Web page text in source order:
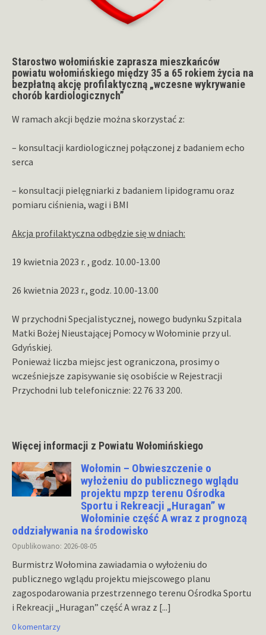
Starostwo wołomińskie zaprasza mieszkańców
powiatu wołomińskiego między 35 a 65 rokiem życia na
bezpłatną akcję profilaktyczną „wczesne wykrywanie
chorób kardiologicznych”
W ramach akcji będzie można skorzystać z:
– konsultacji kardiologicznej połączonej z badaniem echo
serca
– konsultacji pielęgniarki z badaniem lipidogramu oraz
pomiaru ciśnienia, wagi i BMI
Akcja profilaktyczna odbędzie się w dniach:
19 kwietnia 2023 r. , godz. 10.00-13.00
26 kwietnia 2023 r., godz. 10.00-13.00
W przychodni Specjalistycznej, nowego budynku Szpitala
Matki Bożej Nieustającej Pomocy w Wołominie przy ul.
Gdyńskiej.
Ponieważ liczba miejsc jest ograniczona, prosimy o
wcześniejsze zapisywanie się osobiście w Rejestracji
Przychodni lub telefonicznie: 22 76 33 200.
Więcej informacji z Powiatu Wołomińskiego
Wołomin – Obwieszczenie o
wyłożeniu do publicznego wglądu
projektu mpzp terenu Ośrodka
Sportu i Rekreacji „Huragan” w
Wołominie część A wraz z prognozą
oddziaływania na środowisko
Opublikowano: 2026-08-05
Burmistrz Wołomina zawiadamia o wyłożeniu do
publicznego wglądu projektu miejscowego planu
zagospodarowania przestrzennego terenu Ośrodka Sportu
i Rekreacji „Huragan” część A wraz z [...]
0 komentarzy